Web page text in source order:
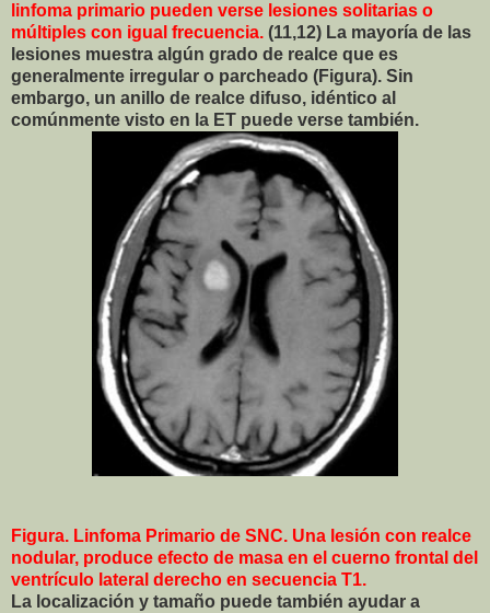
linfoma primario pueden verse lesiones solitarias o
múltiples con igual frecuencia. (11,12) La mayoría de las
lesiones muestra algún grado de realce que es
generalmente irregular o parcheado (Figura). Sin
embargo, un anillo de realce difuso, idéntico al
comúnmente visto en la ET puede verse también.
Figura. Linfoma Primario de SNC. Una lesión con realce
nodular, produce efecto de masa en el cuerno frontal del
ventrículo lateral derecho en secuencia T1.
La localización y tamaño puede también ayudar a